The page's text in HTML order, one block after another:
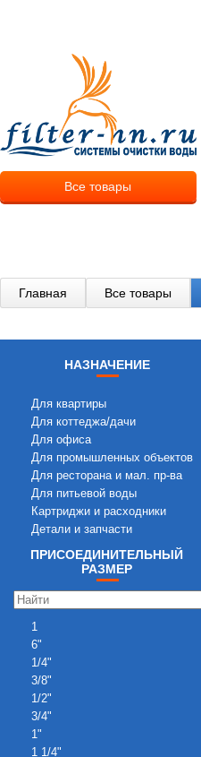
Все товары
Главная Все товары
НАЗНАЧЕНИЕ
Для квартиры
Для коттеджа/дачи
Для офиса
Для промышленных объектов
Для ресторана и мал. пр-ва
Для питьевой воды
Картриджи и расходники
Детали и запчасти
ПРИСОЕДИНИТЕЛЬНЫЙ
РАЗМЕР
1
6"
1/4"
3/8"
1/2"
3/4"
1"
1 1/4"